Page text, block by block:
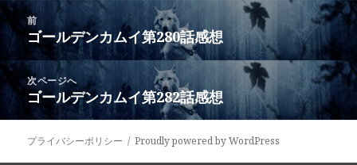
投
稿
ナ
ビ
ゲ
ー
シ
ン
前
前
の
投
稿:
ゴールデンカムイ第280話感想
次ページへ
次
の
投
ゴールデンカムイ第282話感想
プライバシーポリシー Proudly powered by WordPress